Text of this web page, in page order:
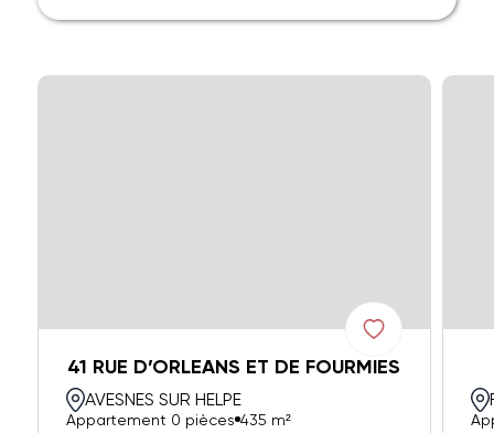
41 RUE D’ORLEANS ET DE FOURMIES
AVESNES SUR HELPE
Appartement 0 pièces 435 m²